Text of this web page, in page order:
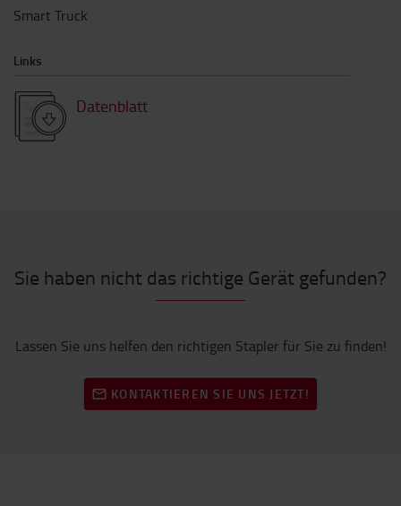
Smart Truck
Links
Datenblatt
Sie haben nicht das richtige Gerät gefunden?
Lassen Sie uns helfen den richtigen Stapler für Sie zu finden!
KONTAKTIEREN SIE UNS JETZT!